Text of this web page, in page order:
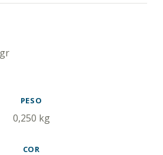
PESO
0,250 kg
COR